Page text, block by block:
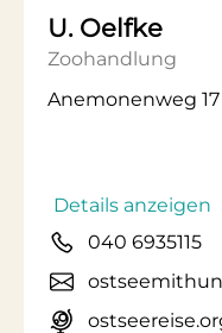
U. Oelfke
Zoohandlung
Anemonenweg
Details anzeigen
040 6935115